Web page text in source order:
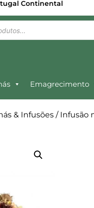
Continental
Emagrecimento
& Infusões / Infusão